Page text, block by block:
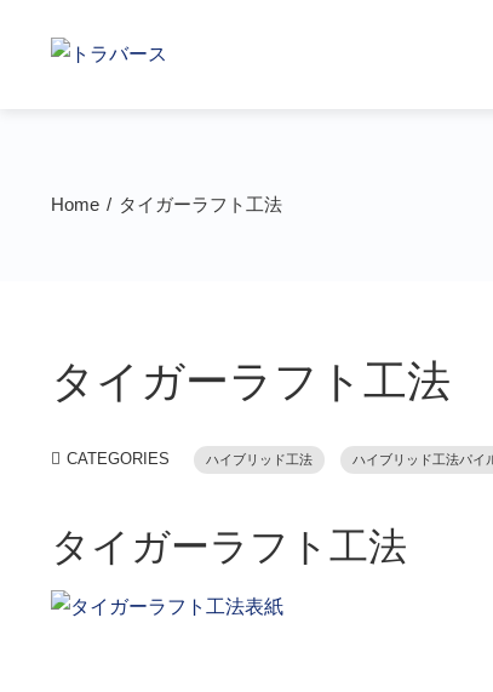
Home タイガーラフト工法
タイガーラフト工法
CATEGORIES ハイブリッド工法 ハイブリッド工法パイ
タイガーラフト工法